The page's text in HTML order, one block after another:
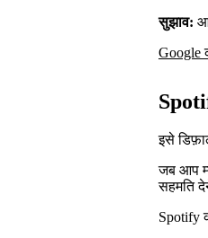
सुझाव:
Google
इसे
जब आप
सहमति
Spotify